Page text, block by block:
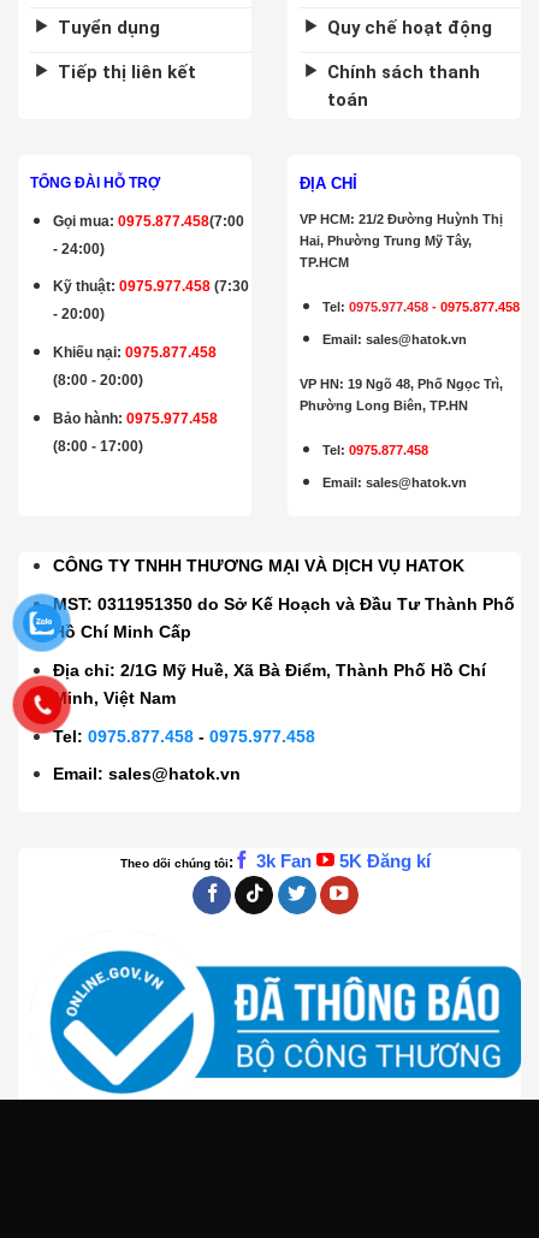
Tuyển dụng
Tiếp thị liên kết
Quy chế hoạt động
Chính sách thanh
toán
TỔNG ĐÀI HỖ TRỢ
Gọi mua:0975.877.458(7:00
- 24:00)
Kỹ thuật:0975.977.458 (7:30
- 20:00)
Khiếu nại: 0975.877.458
(8:00 - 20:00)
Bảo hành:0975.977.458
(8:00 - 17:00)
ĐỊA CHỈ
VP HCM: 21/2 Đường Huỳnh Thị
Hai, Phường Trung Mỹ Tây,
TP.HCM
Tel:0975.977.458 -0975.877.458
Email:sales@hatok.vn
VP HN: 19 Ngõ 48, Phố Ngọc Trì,
Phường Long Biên, TP.HN
Tel: 0975.877.458
Email :sales@hatok.vn
CÔNG TY TNHH THƯƠNG MẠI VÀ DỊCH VỤ HATOK
MST: 0311951350 do Sở Kế Hoạch và Đầu Tư Thành Phố
Hồ Chí Minh Cấp
Địa chỉ: 2/1G Mỹ Huề, Xã Bà Điểm, Thành Phố Hồ Chí
Minh, Việt Nam
Tel:0975.877.458 -0975.977.458
Email:sales@hatok.vn
Theo dõi chúng tôi: 3k Fan 5K Đăng kí